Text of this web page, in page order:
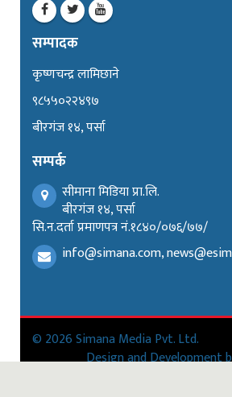
सम्पादक
कृष्णचन्द्र लामिछाने
९८५५०२२४९७
बीरगंज १४, पर्सा
सम्पर्क
सीमाना मिडिया प्रा.लि.
बीरगंज १४, पर्सा
सि.न.दर्ता प्रमाणपत्र नं.१८४०/०७६/७७/
info@simana.com,
© 2026 Simana Media Pvt. Ltd.
Design and Development